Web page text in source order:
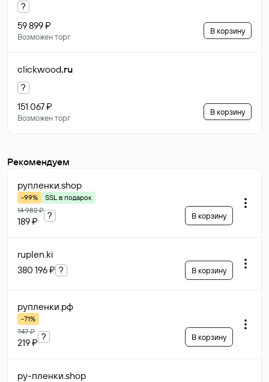
?
59 899 ₽
Возможен торг
В корзину
clickwood.ru
?
151 067 ₽
Возможен торг
В корзину
Рекомендуем
рупленки.shop
-99%
SSL в подарок
14 982 ₽
189 ₽
? В корзину
ruplen.ki
380 196 ₽ ? В корзину
рупленки.рф
-71%
747 ₽
219 ₽
? В корзину
ру-пленки.shop